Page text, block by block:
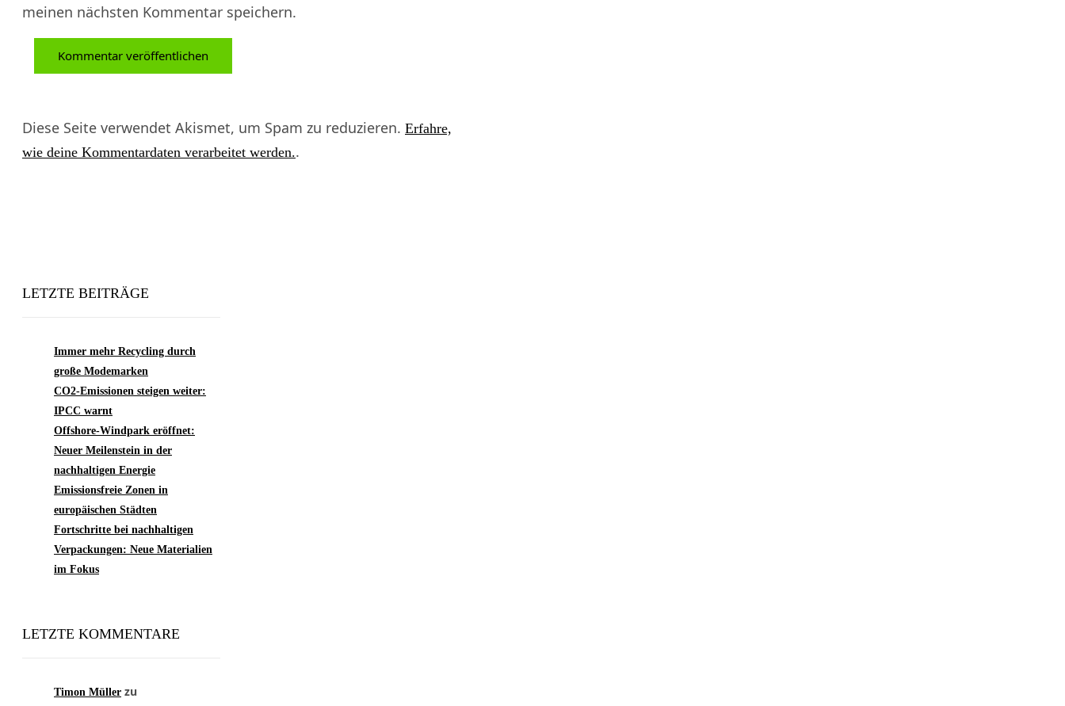
meinen nächsten Kommentar speichern.
Diese Seite verwendet Akismet, um Spam zu reduzieren. Erfahre,
wie deine Kommentardaten verarbeitet werden..
LETZTE BEITRÄGE
Immer mehr Recycling durch
große Modemarken
CO2-Emissionen steigen weiter:
IPCC warnt
Offshore-Windpark eröffnet:
Neuer Meilenstein in der
nachhaltigen Energie
Emissionsfreie Zonen in
europäischen Städten
Fortschritte bei nachhaltigen
Verpackungen: Neue Materialien
im Fokus
LETZTE KOMMENTARE
Timon Müller zu